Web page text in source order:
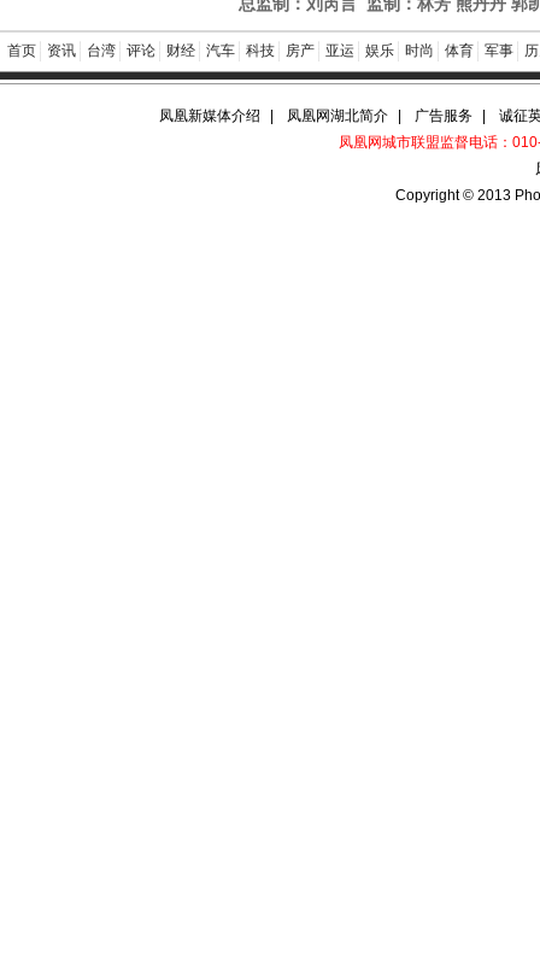
总监制：刘芮言 监制：林芳 熊丹丹
首页 资讯 台湾 评论 财经 汽车 科技 房产 亚运 娱乐 时尚 体育 军事
凤凰新媒体介绍 凤凰网湖北简介 广告服务
诚征
凤凰网城市联盟监督电话：
Copyright © 2013